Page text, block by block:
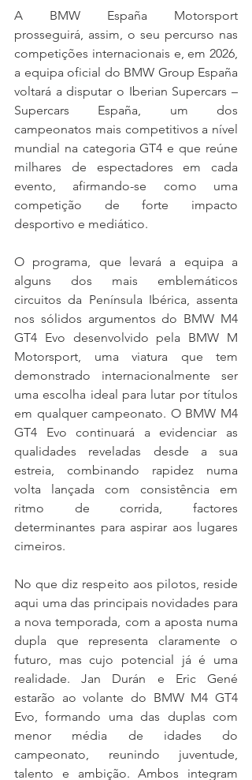
A BMW España Motorsport
prosseguirá, assim, o seu percurso nas
competições internacionais e, em 2026,
a equipa oficial do BMW Group España
voltará a disputar o Iberian Supercars –
Supercars España, um dos
campeonatos mais competitivos a nível
mundial na categoria GT4 e que reúne
milhares de espectadores em cada
evento, afirmando-se como uma
competição de forte impacto
desportivo e mediático.
O programa, que levará a equipa a
alguns dos mais emblemáticos
circuitos da Península Ibérica, assenta
nos sólidos argumentos do BMW M4
GT4 Evo desenvolvido pela BMW M
Motorsport, uma viatura que tem
demonstrado internacionalmente ser
uma escolha ideal para lutar por títulos
em qualquer campeonato. O BMW M4
GT4 Evo continuará a evidenciar as
qualidades reveladas desde a sua
estreia, combinando rapidez numa
volta lançada com consistência em
ritmo de corrida, factores
determinantes para aspirar aos lugares
cimeiros.
No que diz respeito aos pilotos, reside
aqui uma das principais novidades para
a nova temporada, com a aposta numa
dupla que representa claramente o
futuro, mas cujo potencial já é uma
realidade. Jan Durán e Eric Gené
estarão ao volante do BMW M4 GT4
Evo, formando uma das duplas com
menor média de idades do
campeonato, reunindo juventude,
talento e ambição. Ambos integram